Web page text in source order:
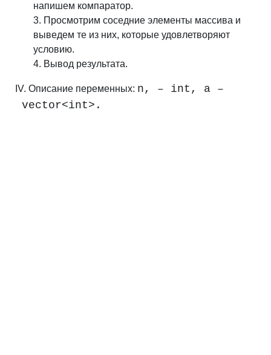
напишем компаратор.
3. Просмотрим соседние элементы массива и
выведем те из них, которые удовлетворяют
условию.
4. Вывод результата.
IV. Описание переменных: n, – int, a –
vector<int>.